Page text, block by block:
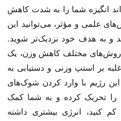
انگیزه شما را به شدت کاهش
علمی و مؤثر، می‌توانید این
و به هدف خود نزدیک‌تر شوید.
روش‌های مختلف کاهش وزن، یک
بر استپ وزنی و دستیابی به
رژیم با وارد کردن شوک‌های
را تحریک کرده و به شما کمک
کنید، انرژی بیشتری داشته